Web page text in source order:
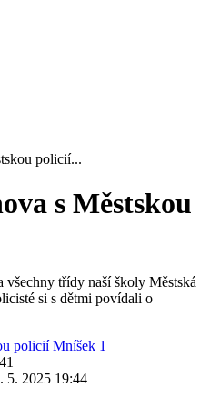
policií...
s Městskou
všechny třídy naší školy Městská
si s dětmi povídali o
5. 2025 19:44